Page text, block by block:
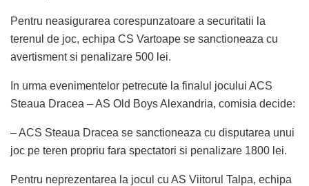
Pentru neasigurarea corespunzatoare a securitatii la
terenul de joc, echipa CS Vartoape se sanctioneaza cu
avertisment si penalizare 500 lei.
In urma evenimentelor petrecute la finalul jocului ACS
Steaua Dracea – AS Old Boys Alexandria, comisia decide:
– ACS Steaua Dracea se sanctioneaza cu disputarea unui
joc pe teren propriu fara spectatori si penalizare 1800 lei.
Pentru neprezentarea la jocul cu AS Viitorul Talpa, echipa